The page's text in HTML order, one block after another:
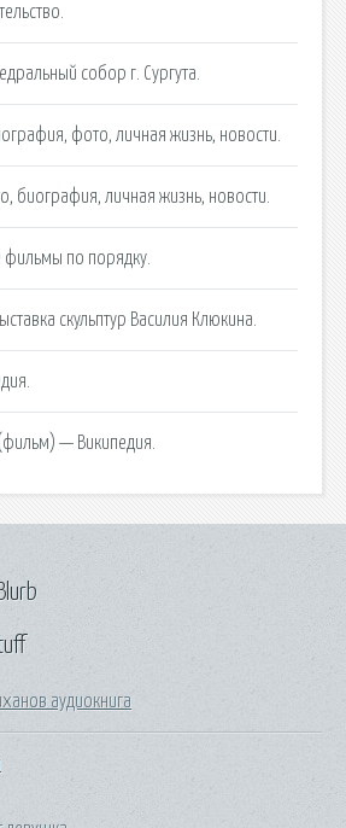
собор г. Сургута.
фото, личная жизнь, новости.
биография, личная жизнь, новости.
фильмы по порядку.
скульптур Василия Клюкина.
— Википедия.
аудиокнига